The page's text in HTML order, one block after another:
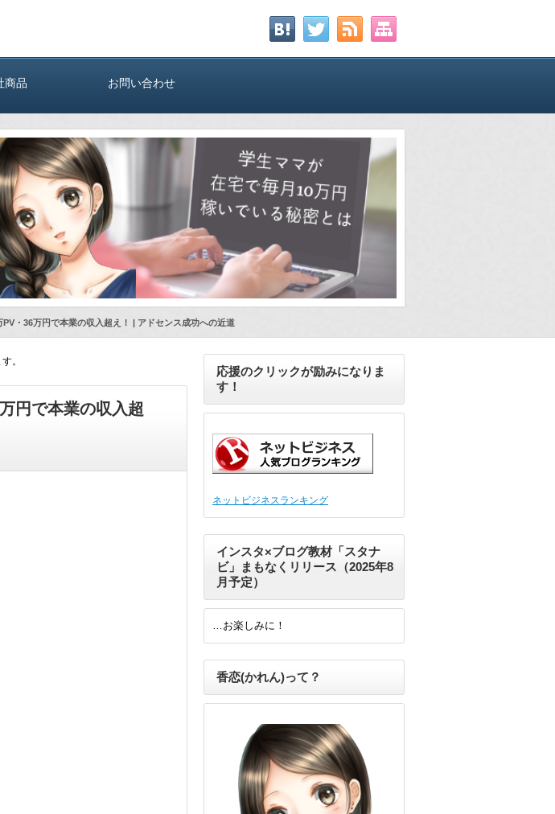
商品 お問い合わせ
・36万円で本業の収入超え！ | アドセンス成功への近道
。
円で本業の収入超
応援のクリックが励みになりま
す！
ネットビジネスランキング
インスタ×ブログ教材「スタナ
ビ」まもなくリリース（2025年8
月予定）
…お楽しみに！
香恋(かれん)って？